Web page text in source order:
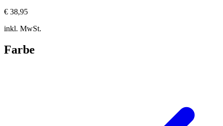
€ 38,95
inkl. MwSt.
Farbe